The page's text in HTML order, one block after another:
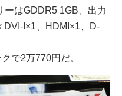
ーはGDDR5 1GB、出力
DVI-I×1、HDMI×1、D-
で2万770円だ。